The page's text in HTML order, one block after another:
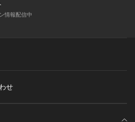
情報配信中
せ